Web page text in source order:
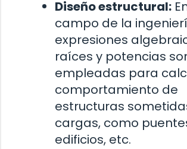
Diseño estructural:
campo de la
expresiones
raíces y potencias
empleadas para
comportamiento de
estructuras
cargas, como
edificios, etc.